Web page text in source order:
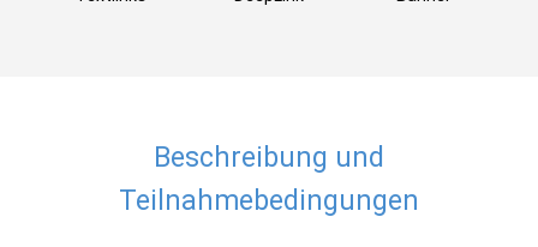
Beschreibung und
Teilnahmebedingungen